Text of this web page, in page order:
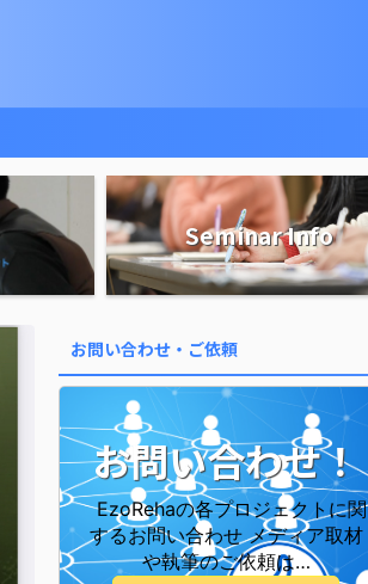
Seminar Info
お問い合わせ・ご依頼
お問い合わせ！
EzoRehaの各プロジェクトに関
するお問い合わせ メディア取材
や執筆のご依頼は…